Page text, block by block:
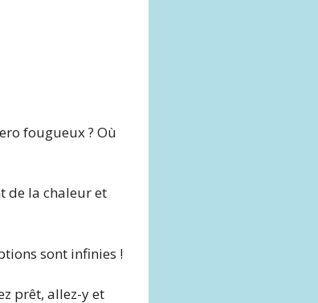
fougueux ? Où
de la chaleur et
sont infinies !
prêt, allez-y et